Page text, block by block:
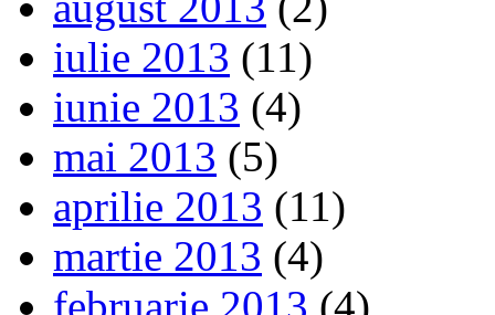
iulie 2013 (11)
iunie 2013 (4)
mai 2013 (5)
aprilie 2013 (11)
martie 2013 (4)
februarie 2013 (4)